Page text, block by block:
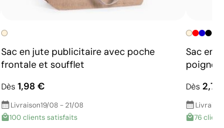
Sac en jute publicitaire avec poche
frontale et soufflet
Dès 1,98 €
Livraison19/08 - 21/08
100 clients satisfaits
Sac en
Dès
76